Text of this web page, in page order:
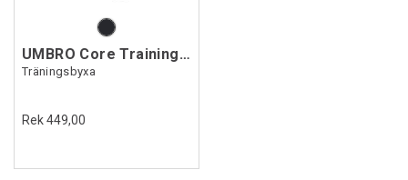
UMBRO Core Training Pant
Träningsbyxa
Rek 449,00